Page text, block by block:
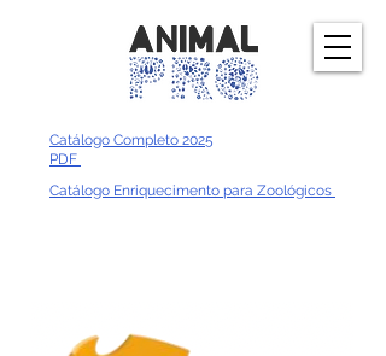
Catálogo Completo 2025
PDF
Catálogo Enriquecimento para Zoológicos